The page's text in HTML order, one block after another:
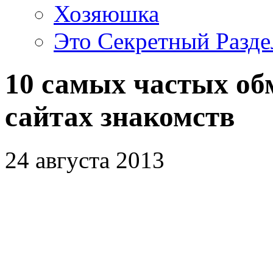
Хозяюшка
Это Секретный
10 самых частых
сайтах знакомств
24 августа 2013